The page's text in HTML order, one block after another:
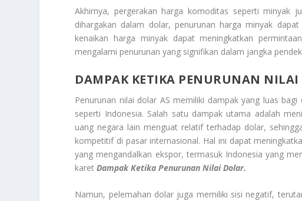
Akhirnya, pergerakan harga komoditas seperti minyak
dihargakan dalam dolar, penurunan harga minyak
kenaikan harga minyak dapat meningkatkan
mengalami penurunan yang signifikan dalam jangka
DAMPAK KETIKA PENURUNAN NILAI
Penurunan nilai dolar AS memiliki dampak yang luas
seperti Indonesia. Salah satu dampak utama adalah
uang negara lain menguat relatif terhadap dolar,
kompetitif di pasar internasional. Hal ini dapat
yang mengandalkan ekspor, termasuk Indonesia yang
karet Dampak Ketika Penurunan Nilai Dolar.
Namun, pelemahan dolar juga memiliki sisi negatif,